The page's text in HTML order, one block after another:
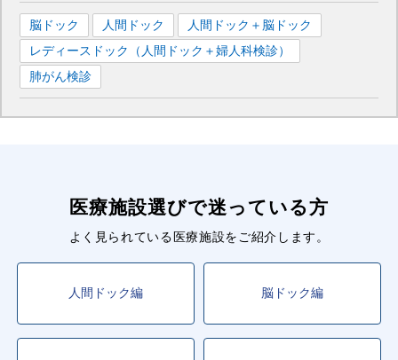
脳ドック 人間ドック
人間ドック＋脳ドック
レディースドック（人間ドック＋婦人科検診）
肺がん検診
医療施設選びで迷っている方
よく見られている医療施設をご紹介します。
人間ドック編 脳ドック編